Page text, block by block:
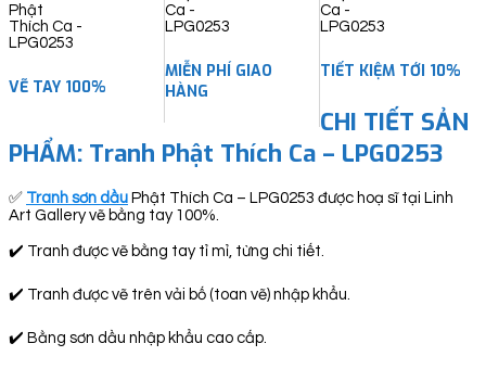
VẼ TAY 100%
MIỄN PHÍ GIAO
HÀNG
TIẾT KIỆM TỚI 10%
CHI TIẾT SẢN
PHẨM: Tranh Phật Thích Ca – LPG0253
✅ Tranh sơn dầu Phật Thích Ca – LPG0253 được hoạ sĩ tại Linh
Art Gallery vẽ bằng tay 100%.
✔️ Tranh được vẽ bằng tay tỉ mỉ, từng chi tiết.
✔️ Tranh được vẽ trên vải bố (toan vẽ) nhập khẩu.
✔️ Bằng sơn dầu nhập khẩu cao cấp.